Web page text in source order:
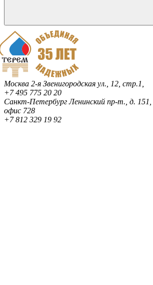
Москва 2-я Звенигородская ул., 12, стр.1,
+7 495 775 20 20
Санкт-ПетербургЛенинский пр-т., д. 151,
офис 728
+7 812 329 19 92